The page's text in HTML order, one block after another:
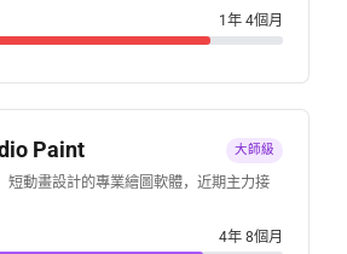
1年 4個月
Paint 大師級
短動畫設計的專業繪圖軟體，近期主力接
4年 8個月